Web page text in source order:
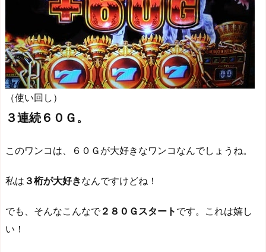
（使い回し）
３連続６０Ｇ。
このワンコは、６０Ｇが大好きなワンコなんでしょうね。
私は ３桁が大好きなんですけどね！
でも、そんなこんなで２８０Ｇスタート です。これは嬉し
い！